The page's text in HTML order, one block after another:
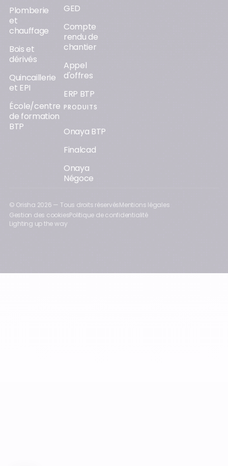
Plomberie
et
chauffage
Bois et
dérivés
Quincaillerie
et EPI
École/centre
de formation
BTP
GED
Compte
rendu de
chantier
Appel
d'offres
ERP BTP
PRODUITS
Onaya BTP
Finalcad
Onaya
Négoce
© Orisha 2026 — Tous droits réservésMentions légales
Gestion des cookiesPolitique de confidentialité
Lighting up the way